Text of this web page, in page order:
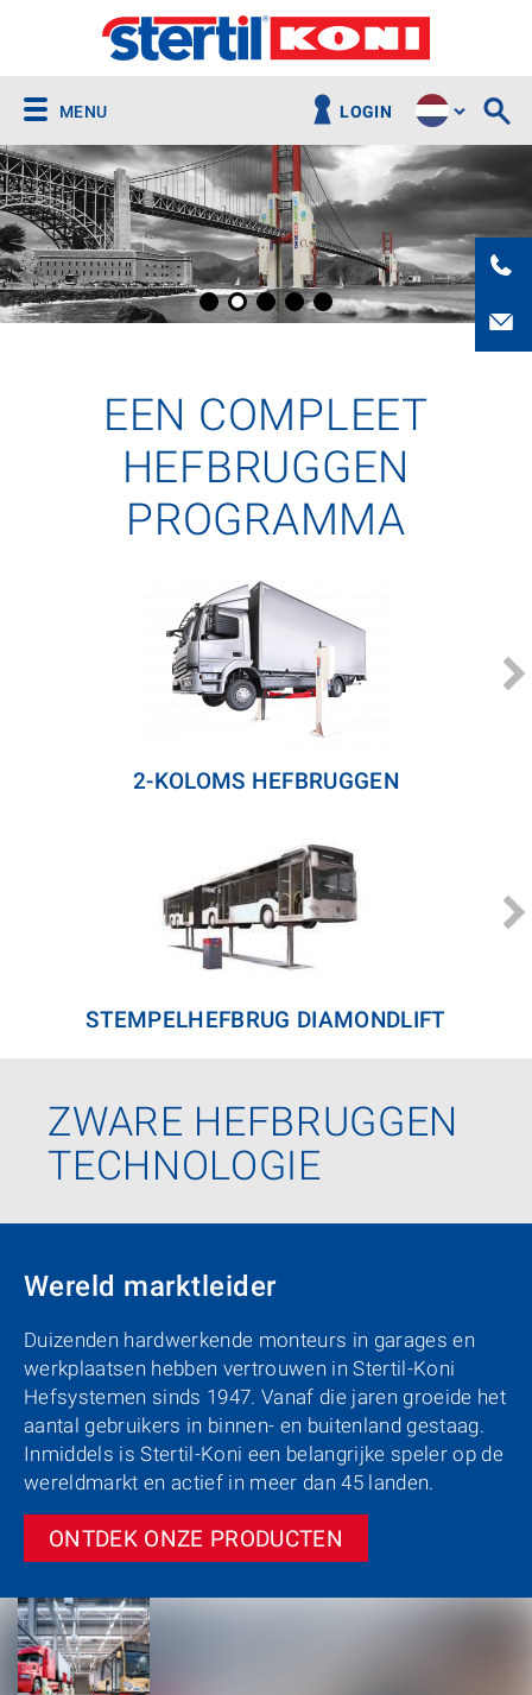
MENU LOGIN
EEN COMPLEET
HEFBRUGGEN
PROGRAMMA
2-KOLOMS HEFBRUGGEN
STEMPELHEFBRUG DIAMONDLIFT
ZWARE HEFBRUGGEN
TECHNOLOGIE
Wereld marktleider
Duizenden hardwerkende monteurs in garages en
werkplaatsen hebben vertrouwen in Stertil-Koni
Hefsystemen sinds 1947. Vanaf die jaren groeide het
aantal gebruikers in binnen- en buitenland gestaag.
Inmiddels is Stertil-Koni een belangrijke speler op de
wereldmarkt en actief in meer dan 45 landen.
ONTDEK ONZE PRODUCTEN